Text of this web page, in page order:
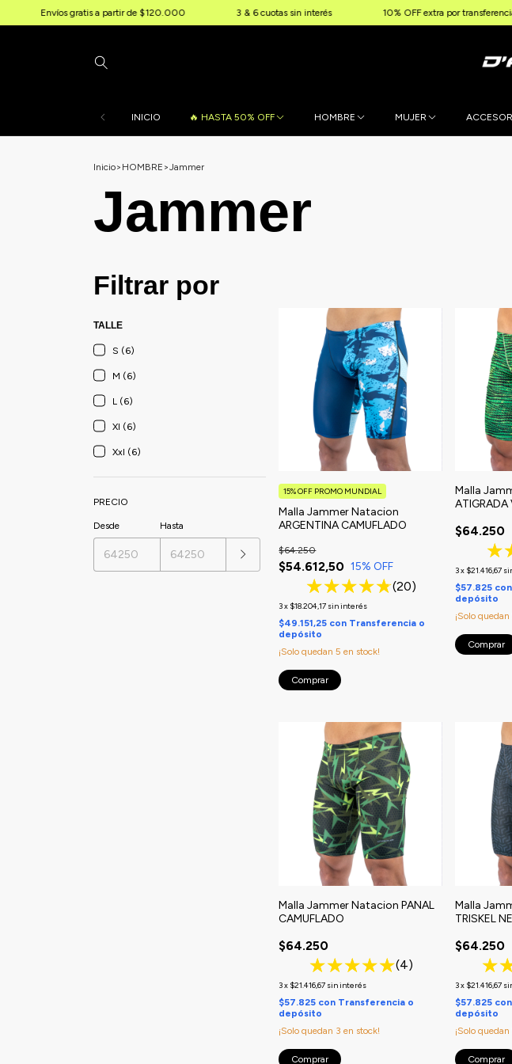
gratis a partir de $120.000 3 & 6 cuotas sin interés 10% OFF extra por transferencia
INICIO 🔥 HASTA 50% OFF HOMBRE MUJER
Inicio> HOMBRE >Jammer
Jammer
Filtrar por
TALLE
S (6)
M (6)
L (6)
Xl (6)
Xxl (6)
PRECIO
Desde Hasta
Malla Jammer Natacion
ARGENTINA CAMUFLADO
$54.612,50
$64.250
15% OFF
(20)
3x $18.204,17 sin interés
15% OFF PROMO MUNDIAL
$49.151,25 con Transferencia o
depósito
¡Solo quedan5 en stock!
Comprar
Malla
ATIGRADA
$64.250
3x $21.416,67
$57.825 con
depósito
¡Solo quedan
Comprar
Malla Jammer Natacion PANAL
CAMUFLADO
$64.250
(4)
3x $21.416,67 sin interés
$57.825 con Transferencia o
depósito
¡Solo quedan 3 en stock!
Comprar
Malla
TRISKEL
$64.250
3x $21.416,67
$57.825 con
depósito
¡Solo quedan
Comprar